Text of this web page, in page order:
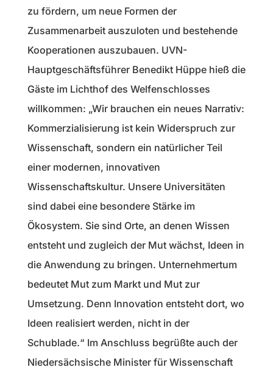
zu fördern, um neue Formen der
Zusammenarbeit auszuloten und bestehende
Kooperationen auszubauen. UVN-
Hauptgeschäftsführer Benedikt Hüppe hieß die
Gäste im Lichthof des Welfenschlosses
willkommen: „Wir brauchen ein neues Narrativ:
Kommerzialisierung ist kein Widerspruch zur
Wissenschaft, sondern ein natürlicher Teil
einer modernen, innovativen
Wissenschaftskultur. Unsere Universitäten
sind dabei eine besondere Stärke im
Ökosystem. Sie sind Orte, an denen Wissen
entsteht und zugleich der Mut wächst, Ideen in
die Anwendung zu bringen. Unternehmertum
bedeutet Mut zum Markt und Mut zur
Umsetzung. Denn Innovation entsteht dort, wo
Ideen realisiert werden, nicht in der
Schublade.“ Im Anschluss begrüßte auch der
Niedersächsische Minister für Wissenschaft